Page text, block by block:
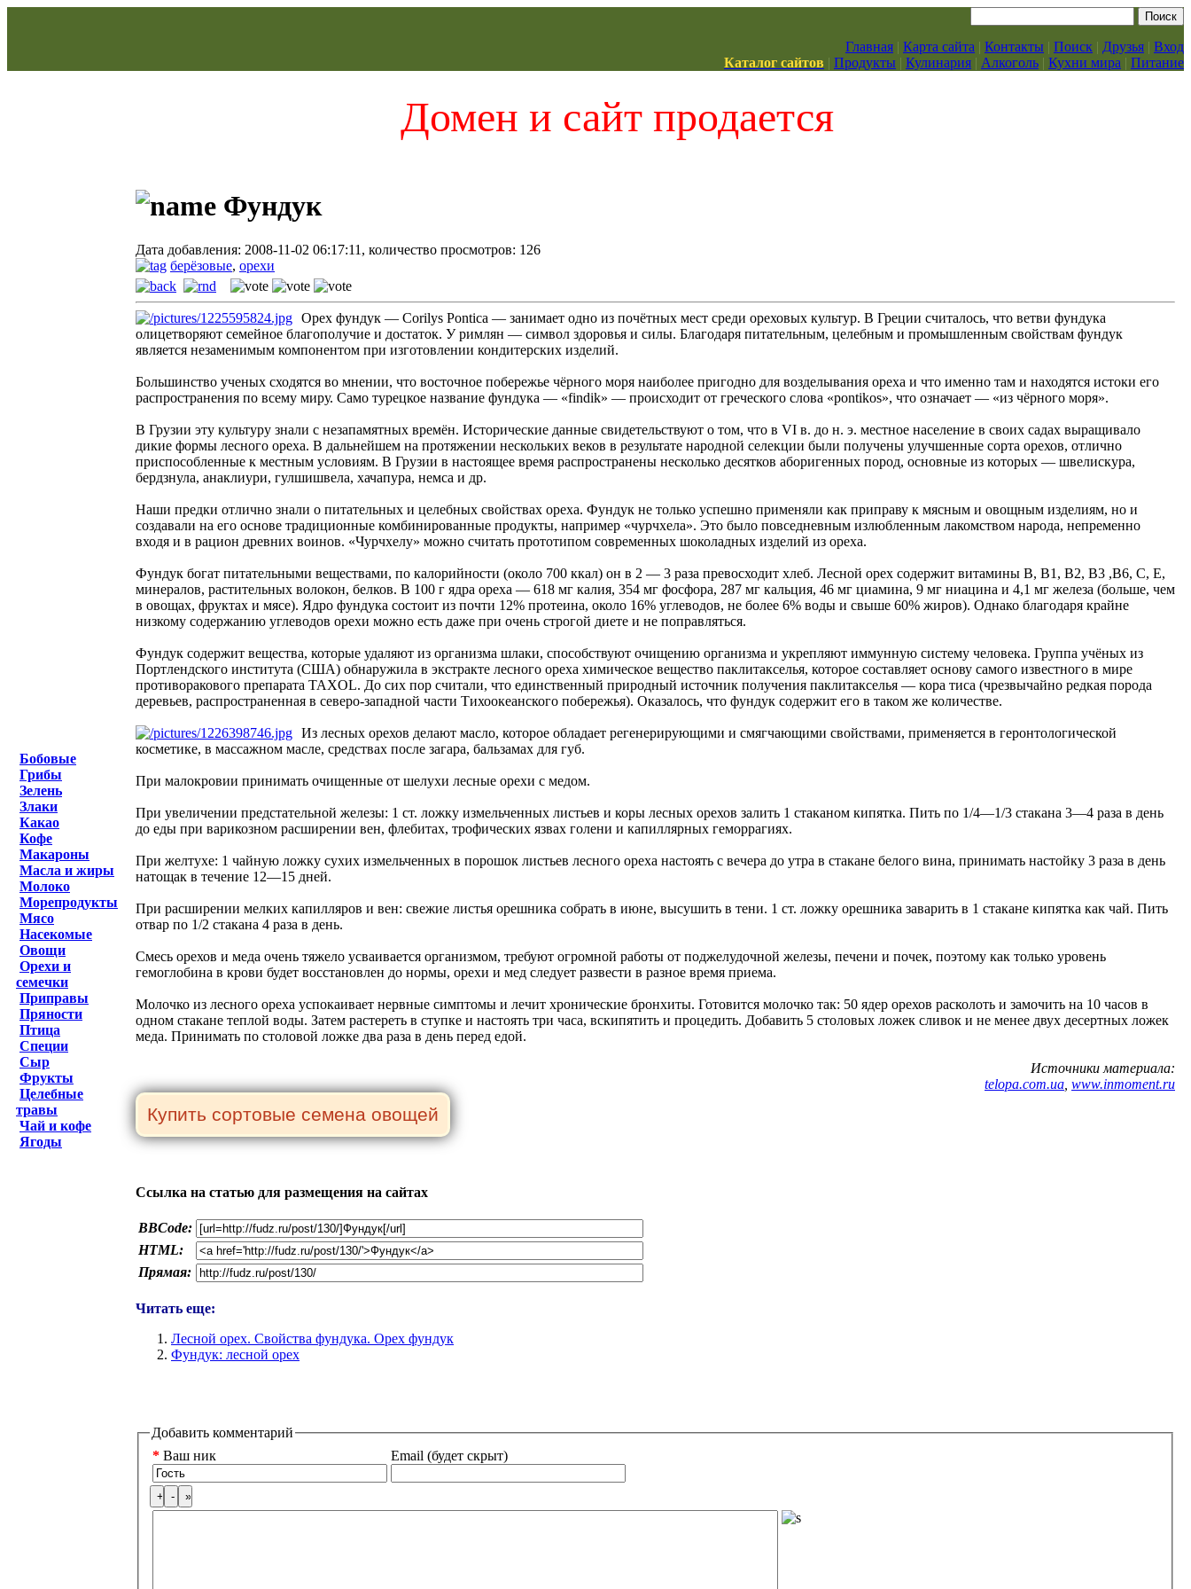
Главная | Карта сайта | Контакты | Поиск | Друзья | Вход
Каталог сайтов | Продукты | Кулинария | Алкоголь | Кухни мира | Питание
Домен и сайт продается
Бобовые
Грибы
Зелень
Злаки
Какао
Кофе
Макароны
Масла и жиры
Молоко
Морепродукты
Мясо
Насекомые
Овощи
Орехи и
семечки
Приправы
Пряности
Птица
Специи
Сыр
Фрукты
Целебные
травы
Чай и кофе
Ягоды
Фундук
Дата добавления: 2008-11-02 06:17:11, количество просмотров: 126
берёзовые, орехи
Орех фундук — Corilys Pontica — занимает одно из почётных мест среди ореховых культур. В Греции считалось, что ветви фундука
олицетворяют семейное благополучие и достаток. У римлян — символ здоровья и силы. Благодаря питательным, целебным и промышленным свойствам фундук
является незаменимым компонентом при изготовлении кондитерских изделий.
Большинство ученых сходятся во мнении, что восточное побережье чёрного моря наиболее пригодно для возделывания ореха и что именно там и находятся истоки его
распространения по всему миру. Само турецкое название фундука — «findik» — происходит от греческого слова «pontikos», что означает — «из чёрного моря».
В Грузии эту культуру знали с незапамятных времён. Исторические данные свидетельствуют о том, что в VI в. до н. э. местное население в своих садах выращивало
дикие формы лесного ореха. В дальнейшем на протяжении нескольких веков в результате народной селекции были получены улучшенные сорта орехов, отлично
приспособленные к местным условиям. В Грузии в настоящее время распространены несколько десятков аборигенных пород, основные из которых — швелискура,
бердзнула, анаклиури, гулшишвела, хачапура, немса и др.
Наши предки отлично знали о питательных и целебных свойствах ореха. Фундук не только успешно применяли как приправу к мясным и овощным изделиям, но и
создавали на его основе традиционные комбинированные продукты, например «чурчхела». Это было повседневным излюбленным лакомством народа, непременно
входя и в рацион древних воинов. «Чурчхелу» можно считать прототипом современных шоколадных изделий из ореха.
Фундук богат питательными веществами, по калорийности (около 700 ккал) он в 2 — 3 раза превосходит хлеб. Лесной орех содержит витамины B, В1, В2, В3 ,В6, C, Е,
минералов, растительных волокон, белков. В 100 г ядра ореха — 618 мг калия, 354 мг фосфора, 287 мг кальция, 46 мг циамина, 9 мг ниацина и 4,1 мг железа (больше, чем
в овощах, фруктах и мясе). Ядро фундука состоит из почти 12% протеина, около 16% углеводов, не более 6% воды и свыше 60% жиров). Однако благодаря крайне
низкому содержанию углеводов орехи можно есть даже при очень строгой диете и не поправляться.
Фундук содержит вещества, которые удаляют из организма шлаки, способствуют очищению организма и укрепляют иммунную систему человека. Группа учёных из
Портлендского института (США) обнаружила в экстракте лесного ореха химическое вещество паклитакселья, которое составляет основу самого известного в мире
противоракового препарата TAXOL. До сих пор считали, что единственный природный источник получения паклитакселья — кора тиса (чрезвычайно редкая порода
деревьев, распространенная в северо-западной части Тихоокеанского побережья). Оказалось, что фундук содержит его в таком же количестве.
Из лесных орехов делают масло, которое обладает регенерирующими и смягчающими свойствами, применяется в геронтологической
косметике, в массажном масле, средствах после загара, бальзамах для губ.
При малокровии принимать очищенные от шелухи лесные орехи с медом.
При увеличении предстательной железы: 1 ст. ложку измельченных листьев и коры лесных орехов залить 1 стаканом кипятка. Пить по 1/4—1/3 стакана 3—4 раза в день
до еды при варикозном расширении вен, флебитах, трофических язвах голени и капиллярных геморрагиях.
При желтухе: 1 чайную ложку сухих измельченных в порошок листьев лесного ореха настоять с вечера до утра в стакане белого вина, принимать настойку 3 раза в день
натощак в течение 12—15 дней.
При расширении мелких капилляров и вен: свежие листья орешника собрать в июне, высушить в тени. 1 ст. ложку орешника заварить в 1 стакане кипятка как чай. Пить
отвар по 1/2 стакана 4 раза в день.
Смесь орехов и меда очень тяжело усваивается организмом, требуют огромной работы от поджелудочной железы, печени и почек, поэтому как только уровень
гемоглобина в крови будет восстановлен до нормы, орехи и мед следует развести в разное время приема.
Молочко из лесного ореха успокаивает нервные симптомы и лечит хронические бронхиты. Готовится молочко так: 50 ядер орехов расколоть и замочить на 10 часов в
одном стакане теплой воды. Затем растереть в ступке и настоять три часа, вскипятить и процедить. Добавить 5 столовых ложек сливок и не менее двух десертных ложек
меда. Принимать по столовой ложке два раза в день перед едой.
Источники материала:
telopa.com.ua www.inmoment.ru
Ссылка на статью для размещения на сайтах
BBCode:
HTML:
Прямая:
Читать еще:
Лесной орех. Свойства фундука. Орех фундук
Фундук: лесной орех
Добавить комментарий
* Ваш ник Email (будет скрыт)